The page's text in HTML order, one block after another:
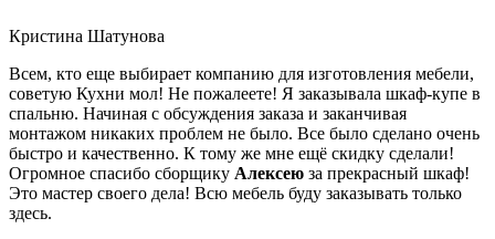
Кристина Шатунова
Всем, кто еще выбирает компанию для изготовления мебели,
советую Кухни мол! Не пожалеете! Я заказывала шкаф-купе в
спальню. Начиная с обсуждения заказа и заканчивая
монтажом никаких проблем не было. Все было сделано очень
быстро и качественно. К тому же мне ещё скидку сделали!
Огромное спасибо сборщику Алексею за прекрасный шкаф!
Это мастер своего дела! Всю мебель буду заказывать только
здесь.